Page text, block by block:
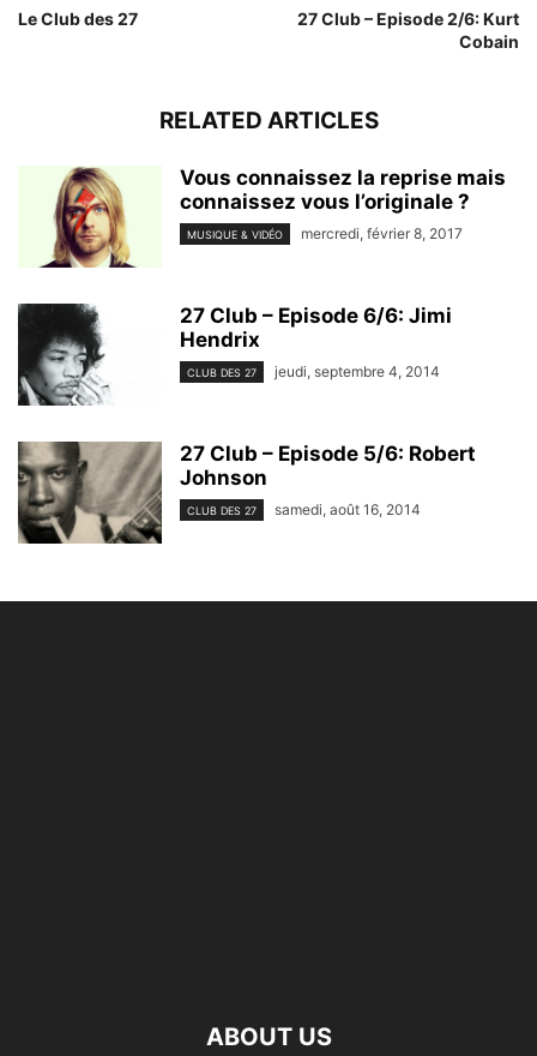
Le Club des 27
27 Club – Episode 2/6: Kurt
Cobain
RELATED ARTICLES
Vous connaissez la reprise mais
connaissez vous l’originale ?
MUSIQUE & VIDÉO mercredi, février 8, 2017
27 Club – Episode 6/6: Jimi
Hendrix
CLUB DES 27 jeudi, septembre 4, 2014
27 Club – Episode 5/6: Robert
Johnson
CLUB DES 27 samedi, août 16, 2014
ABOUT US